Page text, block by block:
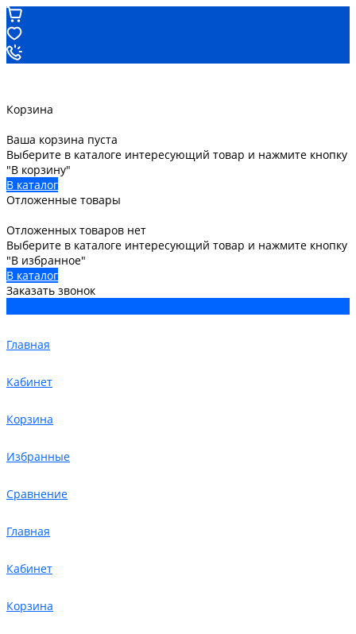
Корзина
Ваша корзина пуста
Выберите в каталоге интересующий товар и нажмите кнопку
"В корзину"
В каталог
Отложенные товары
Отложенных товаров нет
Выберите в каталоге интересующий товар и нажмите кнопку
"В избранное"
В каталог
Заказать звонок
Главная
Кабинет
Корзина
Избранные
Сравнение
Главная
Кабинет
Корзина